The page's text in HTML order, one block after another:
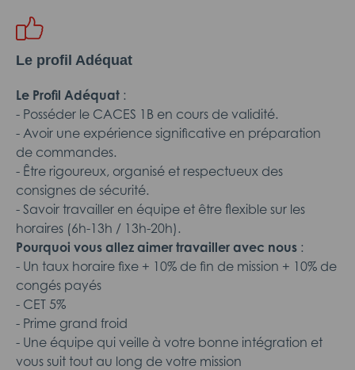
Le profil Adéquat
Le Profil Adéquat :
- Posséder le CACES 1B en cours de validité.
- Avoir une expérience significative en préparation
de commandes.
- Être rigoureux, organisé et respectueux des
consignes de sécurité.
- Savoir travailler en équipe et être flexible sur les
horaires (6h-13h / 13h-20h).
Pourquoi vous allez aimer travailler avec nous :
- Un taux horaire fixe + 10% de fin de mission + 10% de
congés payés
- CET 5%
- Prime grand froid
- Une équipe qui veille à votre bonne intégration et
vous suit tout au long de votre mission